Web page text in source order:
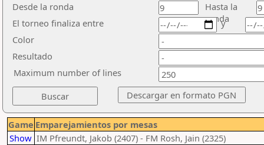
Desde la ronda
Hasta la
ronda
El torneo finaliza entre
Color
Resultado
y
Maximum number of lines
Game Emparejamientos por mesas
Show IM Pfreundt, Jakob (2407) - FM Rosh, Jain (2325)